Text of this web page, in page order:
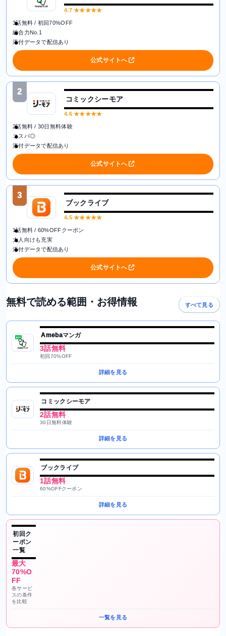
4.7★★★★★
3話無料 / 初回70%OFF
総合力No.1
添付データで配信あり
公式サイトへ
2
コミックシーモア
4.6★★★★★
2話無料 / 30日無料体験
コスパ◎
添付データで配信あり
公式サイトへ
3
ブックライブ
4.5★★★★★
1話無料 / 60%OFFクーポン
大人向けも充実
添付データで配信あり
公式サイトへ
無料で読める範囲・お得情報 すべて見る
Amebaマンガ
3話無料
初回70%OFF
詳細を見る
コミックシーモア
2話無料
30日無料体験
詳細を見る
ブックライブ
1話無料
60%OFFクーポン
詳細を見る
初回ク
ーポン
一覧
最大
70%O
FF
各サービ
スの条件
を比較
一覧を見る